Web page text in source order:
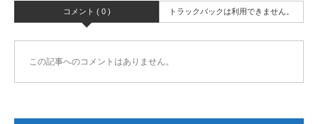
コメント ( 0 ) トラックバックは利用できません。
この記事へのコメントはありません。